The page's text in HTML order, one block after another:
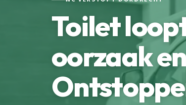
Toilet
oorzaak